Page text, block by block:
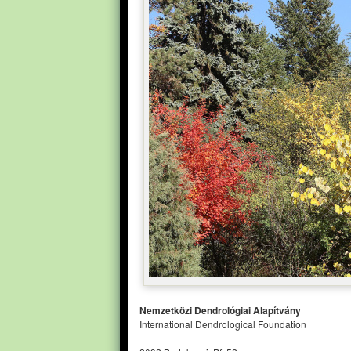
Nemzetközi Dendrológiai Alapítvány
International Dendrological Foundation